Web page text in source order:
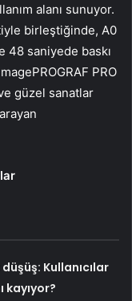
alanı sunuyor.
birleştiğinde, A0
48 saniyede baskı
PRO
güzel sanatlar
Kullanıcılar